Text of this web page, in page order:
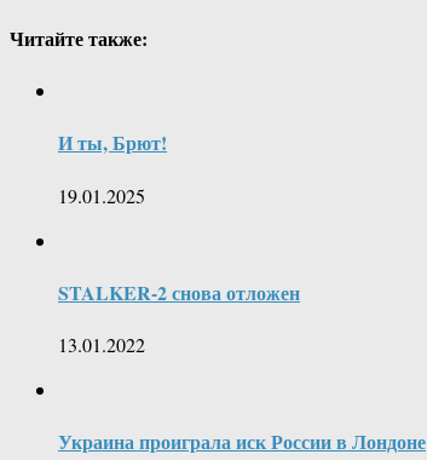
Читайте также:
И ты, Брют!
19.01.2025
STALKER-2 снова отложен
13.01.2022
Украина проиграла иск России в Лондоне